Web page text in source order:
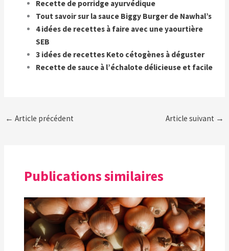
Recette de porridge ayurvédique
Tout savoir sur la sauce Biggy Burger de Nawhal’s
4 idées de recettes à faire avec une yaourtière
SEB
3 idées de recettes Keto cétogènes à déguster
Recette de sauce à l’échalote délicieuse et facile
← Article précédent Article suivant →
Publications similaires